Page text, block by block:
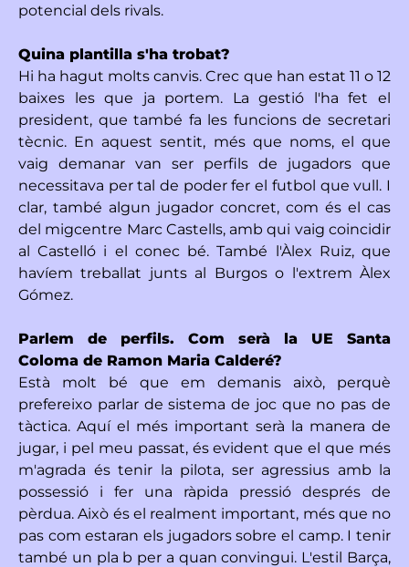
potencial dels rivals.
Quina plantilla s'ha trobat?
Hi ha hagut molts canvis. Crec que han estat 11 o 12
baixes les que ja portem. La gestió l'ha fet el
president, que també fa les funcions de secretari
tècnic. En aquest sentit, més que noms, el que
vaig demanar van ser perfils de jugadors que
necessitava per tal de poder fer el futbol que vull. I
clar, també algun jugador concret, com és el cas
del migcentre Marc Castells, amb qui vaig coincidir
al Castelló i el conec bé. També l'Àlex Ruiz, que
havíem treballat junts al Burgos o l'extrem Àlex
Gómez.
Parlem de perfils. Com serà la UE Santa
Coloma de Ramon Maria Calderé?
Està molt bé que em demanis això, perquè
prefereixo parlar de sistema de joc que no pas de
tàctica. Aquí el més important serà la manera de
jugar, i pel meu passat, és evident que el que més
m'agrada és tenir la pilota, ser agressius amb la
possessió i fer una ràpida pressió després de
pèrdua. Això és el realment important, més que no
pas com estaran els jugadors sobre el camp. I tenir
també un pla b per a quan convingui. L'estil Barça,